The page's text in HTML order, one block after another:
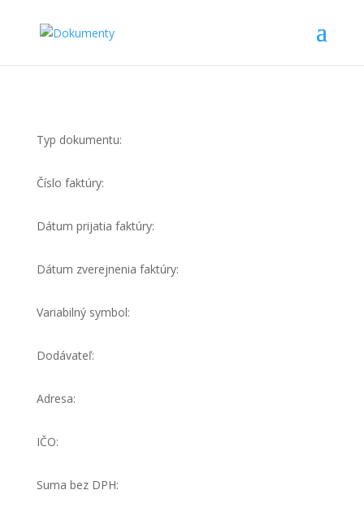
Typ dokumentu:
Číslo faktúry:
Dátum prijatia faktúry:
Dátum zverejnenia faktúry:
Variabilný symbol:
Dodávateľ:
Adresa:
IČO:
Suma bez DPH: